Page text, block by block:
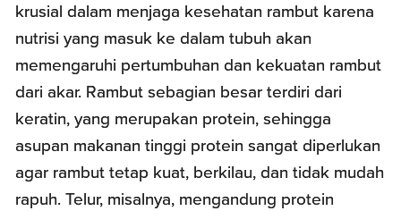
krusial dalam menjaga kesehatan rambut karena
nutrisi yang masuk ke dalam tubuh akan
memengaruhi pertumbuhan dan kekuatan rambut
dari akar. Rambut sebagian besar terdiri dari
keratin, yang merupakan protein, sehingga
asupan makanan tinggi protein sangat diperlukan
agar rambut tetap kuat, berkilau, dan tidak mudah
rapuh. Telur, misalnya, mengandung protein